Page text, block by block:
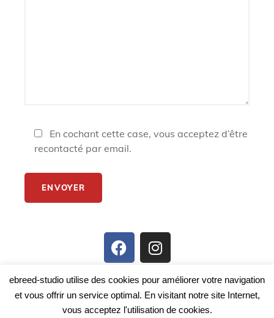
En cochant cette case, vous acceptez d’être
recontacté par email.
ebreed-studio utilise des cookies pour améliorer votre navigation
et vous offrir un service optimal. En visitant notre site Internet,
vous acceptez l'utilisation de cookies.